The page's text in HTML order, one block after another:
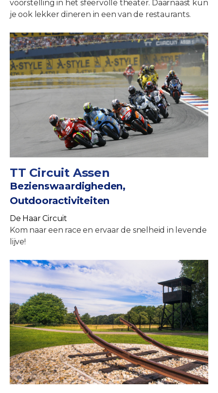
voorstelling in het sfeervolle theater. Daarnaast kun
je ook lekker dineren in een van de restaurants.
TT Circuit Assen
Bezienswaardigheden,
Outdooractiviteiten
De Haar Circuit
Kom naar een race en ervaar de snelheid in levende
lijve!